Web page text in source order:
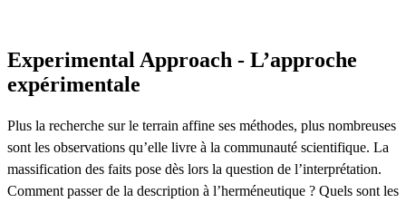
Experimental Approach - L’approche
expérimentale
Plus la recherche sur le terrain affine ses méthodes, plus nombreuses
sont les observations qu’elle livre à la communauté scientifique. La
massification des faits pose dès lors la question de l’interprétation.
Comment passer de la description à l’herméneutique ? Quels sont les